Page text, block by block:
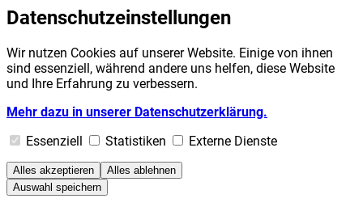
Datenschutzeinstellungen
Wir nutzen Cookies auf unserer Website. Einige von ihnen
sind essenziell, während andere uns helfen, diese Website
und Ihre Erfahrung zu verbessern.
Mehr dazu in unserer Datenschutzerklärung.
Essenziell
Statistiken Externe Dienste
Alles akzeptieren
Alles ablehnen
Auswahl speichern